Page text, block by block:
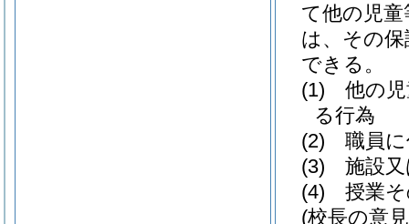
て他の児
は、その
できる。
(1)
他の
る行為
(2)
職員
(3)
施設
(4)
授業
(校長の意